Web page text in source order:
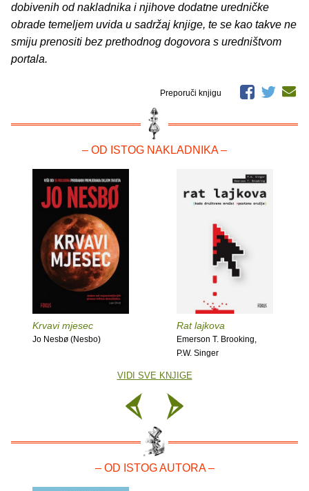
dobivenih od nakladnika i njihove dodatne uredničke
obrade temeljem uvida u sadržaj knjige, te se kao takve ne
smiju prenositi bez prethodnog dogovora s uredništvom
portala.
Preporuči knjigu
– OD ISTOG NAKLADNIKA –
Krvavi mjesec
Jo Nesbø (Nesbo)
Rat lajkova
Emerson T. Brooking,
P.W. Singer
VIDI SVE KNJIGE
– OD ISTOG AUTORA –